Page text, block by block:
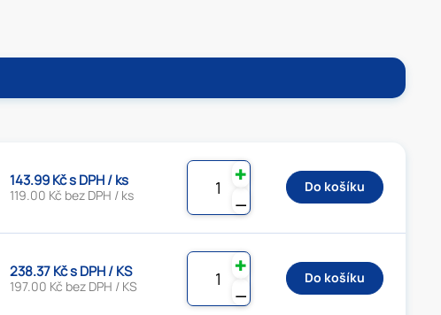
143.99 Kč s DPH / ks
119.00 Kč bez DPH / ks ⚊
✚
Do košíku
238.37 Kč s DPH / KS
197.00 Kč bez DPH / KS ⚊
✚
Do košíku